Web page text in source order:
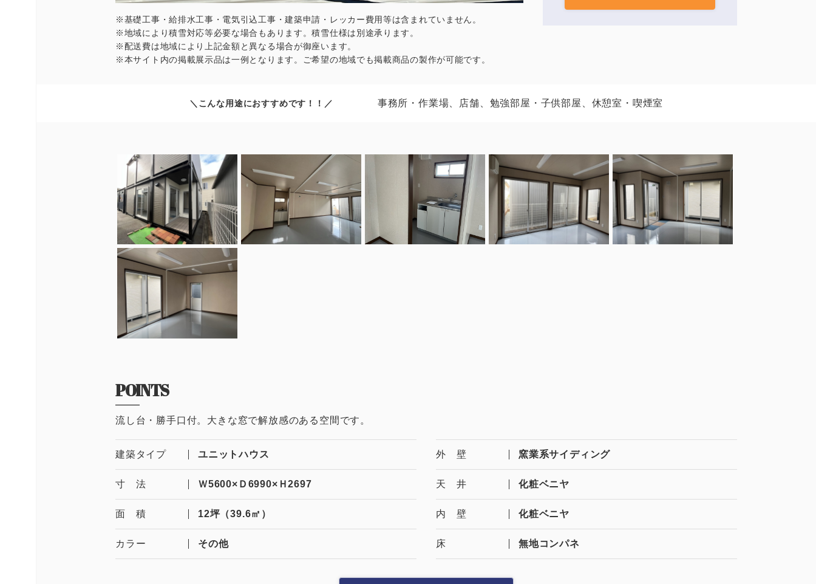
0120-09-9663
※基礎工事・給排水工事・電気引込工事・建築申請・レッカー費用等は含まれていません。
※地域により積雪対応等必要な場合もあります。積雪仕様は別途承ります。
※配送費は地域により上記金額と異なる場合が御座います。
※本サイト内の掲載展示品は一例となります。ご希望の地域でも掲載商品の製作が可能です。
＼こんな用途におすすめです！！／ 事務所・作業場、店舗、勉強部屋・子供部屋、休憩室・喫煙室
POINTS
流し台・勝手口付。大きな窓で解放感のある空間です。
建築タイプ ユニットハウス
寸 法 Ｗ5600×Ｄ6990×Ｈ2697
面 積 12坪（39.6㎡）
カラー その他
外 壁 窯業系サイディング
天 井 化粧ベニヤ
内 壁 化粧ベニヤ
床 無地コンパネ